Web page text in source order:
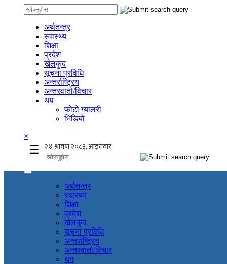
अर्थतन्त्र
स्वास्थ्य
शिक्षा
प्रदेश
खेलकुद
सूचना प्रविधि
अन्तर्राष्ट्रिय
अन्तरवार्ता/विचार
थप
फोटो ग्यालरी
भिडियो
×
☰
अर्थतन्त्र
स्वास्थ्य
शिक्षा
प्रदेश
खेलकुद
सूचना प्रविधि
अन्तर्राष्ट्रिय
अन्तरवार्ता/विचार
थप